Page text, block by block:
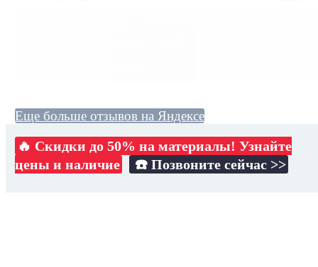
Еще больше отзывов на Яндексе
🔥 Скидки до 50% на материалы! Узнайте
цены и наличие
☎️ Позвоните сейчас >>